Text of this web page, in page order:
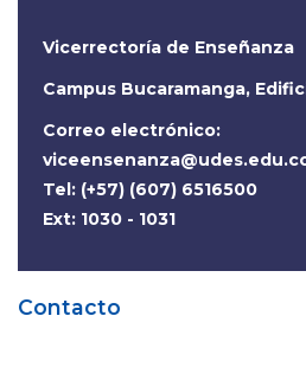
Vicerrectoría de Enseñanza
Campus Bucaramanga,
Correo electrónico:
Tel: (+57) (607) 6516500
Ext: 1030 - 1031
Contacto